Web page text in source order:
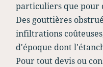
particuliers que pour
Des gouttières
infiltrations
d'époque dont
Pour tout devis ou